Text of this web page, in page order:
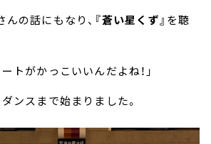
の話にもなり、 『蒼い星くず』 を聴
トがかっこいいんだよね！」
ンスまで始まりました。